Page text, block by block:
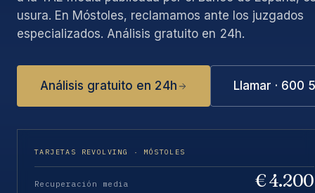
usura. En Móstoles, reclamamos ante los juzgados
especializados. Análisis gratuito en 24h.
Análisis gratuito en 24h Llamar · 600
TARJETAS REVOLVING · MÓSTOLES
Recuperación media € 4.200